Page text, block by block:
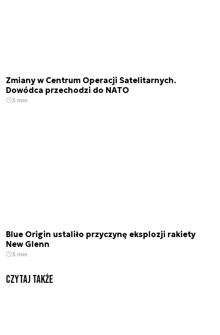
Zmiany w Centrum Operacji Satelitarnych.
Dowódca przechodzi do NATO
3 min.
Blue Origin ustaliło przyczynę eksplozji rakiety
New Glenn
3 min.
Czytaj także